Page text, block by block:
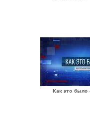
Как это было